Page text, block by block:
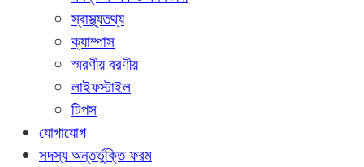
স্বাস্থ্যতথ্য
ক্যাম্পাস
স্মরণীয় বরণীয়
লাইফস্টাইল
টিপস
যোগাযোগ
সদস্য অন্তর্ভুক্তি ফরম